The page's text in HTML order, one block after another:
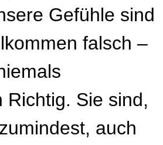
Gefühle sind
falsch –
Richtig. Sie sind,
auch